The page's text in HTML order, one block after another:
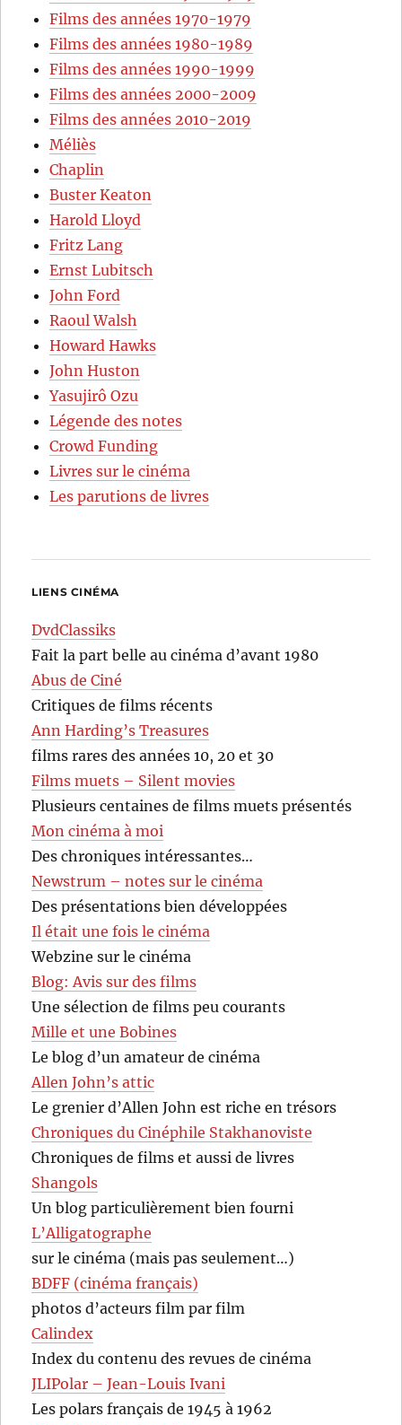
Films des années 1970-1979
Films des années 1980-1989
Films des années 1990-1999
Films des années 2000-2009
Films des années 2010-2019
Méliès
Chaplin
Buster Keaton
Harold Lloyd
Fritz Lang
Ernst Lubitsch
John Ford
Raoul Walsh
Howard Hawks
John Huston
Yasujirô Ozu
Légende des notes
Crowd Funding
Livres sur le cinéma
Les parutions de livres
LIENS CINÉMA
DvdClassiks
Fait la part belle au cinéma d’avant 1980
Abus de Ciné
Critiques de films récents
Ann Harding’s Treasures
films rares des années 10, 20 et 30
Films muets – Silent movies
Plusieurs centaines de films muets présentés
Mon cinéma à moi
Des chroniques intéressantes…
Newstrum – notes sur le cinéma
Des présentations bien développées
Il était une fois le cinéma
Webzine sur le cinéma
Blog: Avis sur des films
Une sélection de films peu courants
Mille et une Bobines
Le blog d’un amateur de cinéma
Allen John’s attic
Le grenier d’Allen John est riche en trésors
Chroniques du Cinéphile Stakhanoviste
Chroniques de films et aussi de livres
Shangols
Un blog particulièrement bien fourni
L’Alligatographe
sur le cinéma (mais pas seulement…)
BDFF (cinéma français)
photos d’acteurs film par film
Calindex
Index du contenu des revues de cinéma
JLIPolar – Jean-Louis Ivani
Les polars français de 1945 à 1962